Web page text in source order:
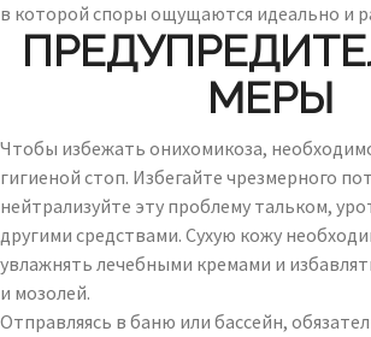
в которой споры ощущаются идеально и
МЕРЫ
Чтобы избежать онихомикоза,
гигиеной стоп. Избегайте чрезмерного
нейтрализуйте эту проблему тальком,
другими средствами. Сухую кожу
увлажнять лечебными кремами и
и мозолей.
Отправляясь в баню или бассейн,